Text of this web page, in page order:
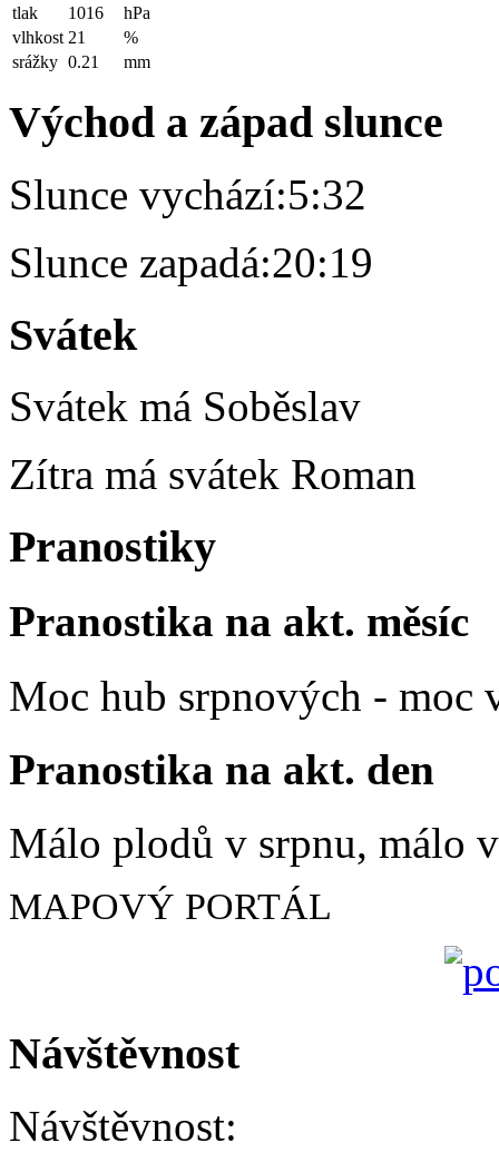
tlak
1016
hPa
vlhkost 21
%
srážky 0.21 mm
Východ a západ slunce
Slunce vychází:5:32
Slunce zapadá:20:19
Svátek
Svátek má Soběslav
Zítra má svátek Roman
Pranostiky
Pranostika na akt. měsíc
Moc hub srpnových - moc
Pranostika na akt. den
Málo plodů v srpnu, málo
MAPOVÝ PORTÁL
Návštěvnost
Návštěvnost: